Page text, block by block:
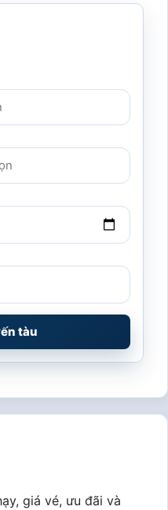
tàu
giá vé, ưu đãi và